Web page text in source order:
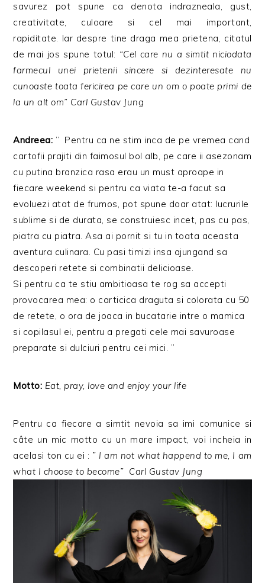
savurez pot spune ca denota indrazneala, gust,
creativitate, culoare si cel mai important,
rapiditate. Iar despre tine draga mea prietena, citatul
de mai jos spune totul: “Cel care nu a simtit niciodata
farmecul unei prietenii sincere si dezinteresate nu
cunoaste toata fericirea pe care un om o poate primi de
la un alt om” Carl Gustav Jung
Andreea: ” Pentru ca ne stim inca de pe vremea cand
cartofii prajiti din faimosul bol alb, pe care ii asezonam
cu putina branzica rasa erau un must aproape in
fiecare weekend si pentru ca viata te-a facut sa
evoluezi atat de frumos, pot spune doar atat: lucrurile
sublime si de durata, se construiesc incet, pas cu pas,
piatra cu piatra. Asa ai pornit si tu in toata aceasta
aventura culinara. Cu pasi timizi insa ajungand sa
descoperi retete si combinatii delicioase.
Si pentru ca te stiu ambitioasa te rog sa accepti
provocarea mea: o carticica draguta si colorata cu 50
de retete, o ora de joaca in bucatarie intre o mamica
si copilasul ei, pentru a pregati cele mai savuroase
preparate si dulciuri pentru cei mici. ”
Motto: Eat, pray, love and enjoy your life
Pentru ca fiecare a simtit nevoia sa imi comunice si
câte un mic motto cu un mare impact, voi incheia in
acelasi ton cu ei : ” I am not what happend to me, I am
what I choose to become” Carl Gustav Jung